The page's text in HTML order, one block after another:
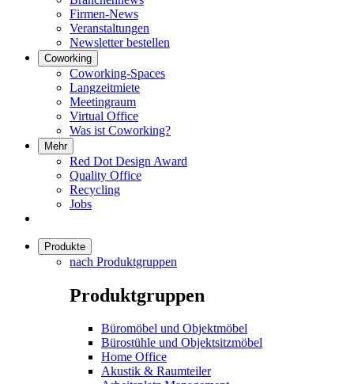
Firmen-News
Veranstaltungen
Newsletter bestellen
Coworking
Coworking-Spaces
Langzeitmiete
Meetingraum
Virtual Office
Was ist Coworking?
Mehr
Red Dot Design Award
Quality Office
Recycling
Jobs
Produkte
nach Produktgruppen
Produktgruppen
Büromöbel und Objektmöbel
Bürostühle und Objektsitzmöbel
Home Office
Akustik & Raumteiler